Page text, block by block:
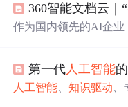
360智能文档云｜“
作为国内领先的AI企业
的 知识管理服务，助力
让每一个企业都能在
第一代 人工智能的
人工智能 、知识驱动